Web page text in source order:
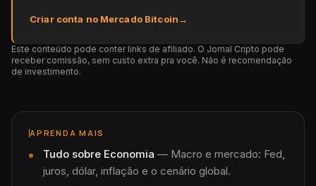
Criar conta no Mercado Bitcoin→
Este conteúdo pode conter links de afiliado. O Jornal Cripto pode
receber comissão, sem custo extra pra você. Não é recomendação
de investimento.
APRENDA MAIS
Tudo sobre Economia — Macro e mercado: Fed,
juros, dólar, inflação e o cenário global.